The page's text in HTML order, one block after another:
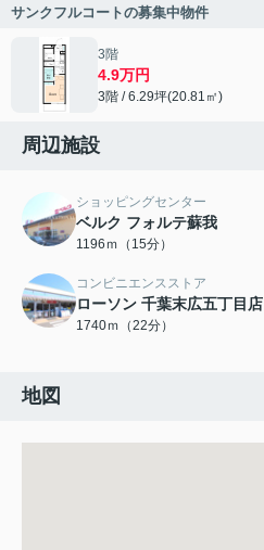
サンクフルコートの募集中物件
3階
4.9万円
3階 / 6.29坪(20.81㎡)
周辺施設
ショッピングセンター
ベルク フォルテ蘇我
1196ｍ（15分）
コンビニエンスストア
ローソン 千葉末広五丁目店
1740ｍ（22分）
地図